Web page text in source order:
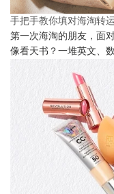
手把手教你填对海淘转
第一次海淘的朋友，面
像看天书？一堆英文、数